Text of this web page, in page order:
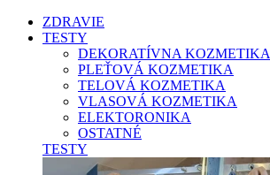
ZDRAVIE
TESTY
DEKORATÍVNA KOZMETIKA
PLEŤOVÁ KOZMETIKA
TELOVÁ KOZMETIKA
VLASOVÁ KOZMETIKA
ELEKTORONIKA
OSTATNÉ
TESTY